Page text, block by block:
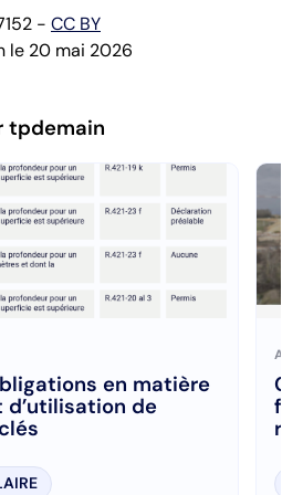
- CC BY
le 20 mai 2026
tpdemain
en matière
de